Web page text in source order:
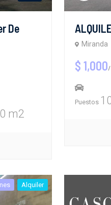
De
m2
Miranda
$ 1,000
Puestos
Alquiler